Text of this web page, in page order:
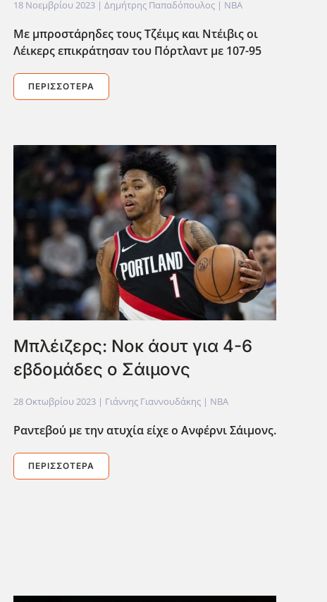
18 Νοεμβρίου 2023| Δημήτρης Παπαδόπουλος | NBA
Με μπροστάρηδες τους Τζέιμς και Ντέιβις οι
Λέικερς επικράτησαν του Πόρτλαντ με 107-95
ΠΕΡΙΣΣΌΤΕΡΑ
Μπλέιζερς: Νοκ άουτ για 4-6
εβδομάδες ο Σάιμονς
28 Οκτωβρίου 2023| Γιάννης Γιαννουδάκης | NBA
Ραντεβού με την ατυχία είχε ο Ανφέρνι Σάιμονς.
ΠΕΡΙΣΣΌΤΕΡΑ